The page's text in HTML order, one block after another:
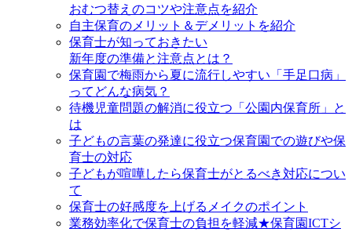
おむつ替えのコツや注意点を紹介
自主保育のメリット＆デメリットを紹介
保育士が知っておきたい
新年度の準備と注意点とは？
保育園で梅雨から夏に流行しやすい「手足口病」
ってどんな病気？
待機児童問題の解消に役立つ「公園内保育所」と
は
子どもの言葉の発達に役立つ保育園での遊びや保
育士の対応
子どもが喧嘩したら保育士がとるべき対応につい
て
保育士の好感度を上げるメイクのポイント
業務効率化で保育士の負担を軽減★保育園ICTシ